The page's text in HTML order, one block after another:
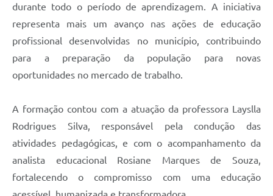
durante todo o período de aprendizagem. A iniciativa
representa mais um avanço nas ações de educação
profissional desenvolvidas no município, contribuindo
para a preparação da população para novas
oportunidades no mercado de trabalho.
A formação contou com a atuação da professora Layslla
Rodrigues Silva, responsável pela condução das
atividades pedagógicas, e com o acompanhamento da
analista educacional Rosiane Marques de Souza,
fortalecendo o compromisso com uma educação